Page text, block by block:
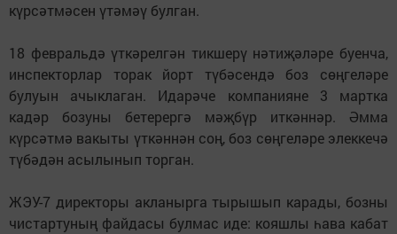
күрсәтмәсен үтәмәү булган.
18 февральдә үткәрелгән тикшерү нәтиҗәләре буенча,
инспекторлар торак йорт түбәсендә боз сөңгеләре
булуын ачыклаган. Идарәче компанияне 3 мартка
кадәр бозуны бетерергә мәҗбүр иткәннәр. Әмма
күрсәтмә вакыты үткәннән соң, боз сөңгеләре элеккечә
түбәдән асылынып торган.
ЖЭУ-7 директоры акланырга тырышып карады, бозны
чистартуның файдасы булмас иде: кояшлы һава кабат